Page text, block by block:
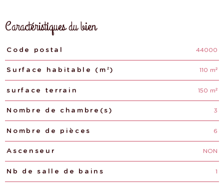
Caractéristiques du bien
Caractéristiques Valeurs
Code postal 44000
Surface habitable (m²) 110 m²
surface terrain 150 m²
Nombre de chambre(s) 3
Nombre de pièces 6
Ascenseur NON
Nb de salle de bains 1